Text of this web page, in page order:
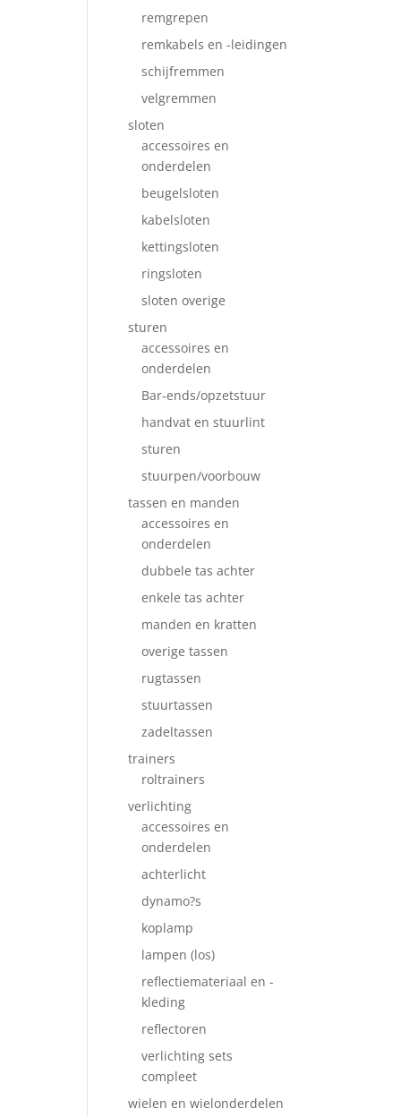
remgrepen
remkabels en -leidingen
schijfremmen
velgremmen
sloten
accessoires en
onderdelen
beugelsloten
kabelsloten
kettingsloten
ringsloten
sloten overige
sturen
accessoires en
onderdelen
Bar-ends/opzetstuur
handvat en stuurlint
sturen
stuurpen/voorbouw
tassen en manden
accessoires en
onderdelen
dubbele tas achter
enkele tas achter
manden en kratten
overige tassen
rugtassen
stuurtassen
zadeltassen
trainers
roltrainers
verlichting
accessoires en
onderdelen
achterlicht
dynamo?s
koplamp
lampen (los)
reflectiemateriaal en -
kleding
reflectoren
verlichting sets
compleet
wielen en wielonderdelen